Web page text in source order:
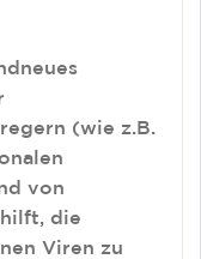
(wie z.B.
von
die
Viren zu